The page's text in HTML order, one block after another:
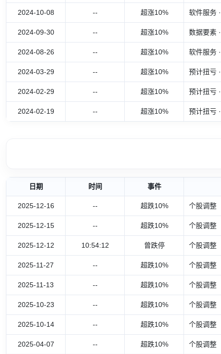
2024-10-08 -- 超涨10% 软件服务
2024-09-30 -- 超涨10% 数据要素
2024-08-26 -- 超涨10% 软件服务
2024-03-29 -- 超涨10% 预计扭亏
2024-02-29 -- 超涨10% 预计扭亏
2024-02-19 -- 超涨10% 预计扭亏
日期 时间 事件
2025-12-16 -- 超跌10% 个股调整
2025-12-15 -- 超跌10% 个股调整
2025-12-12 10:54:12 曾跌停 个股调整
2025-11-27 -- 超跌10% 个股调整
2025-11-13 -- 超跌10% 个股调整
2025-10-23 -- 超跌10% 个股调整
2025-10-14 -- 超跌10% 个股调整
2025-04-07 -- 超跌10% 个股调整